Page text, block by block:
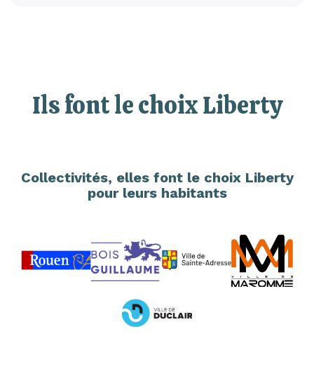
Ils font le choix Liberty
Collectivités, elles font le choix Liberty
pour leurs habitants